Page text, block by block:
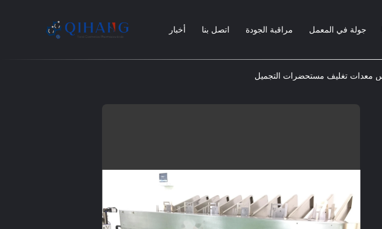
جولة في المعمل مراقبة الجودة اتصل بنا أخبار